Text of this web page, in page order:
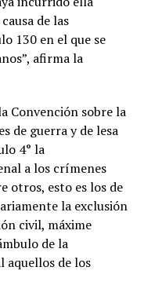
de las
130 en el que se
afirma la
Convención sobre la
de guerra y de lesa
4° la
a los crímenes
otros, esto es los de
la exclusión
civil, máxime
de la
aquellos de los